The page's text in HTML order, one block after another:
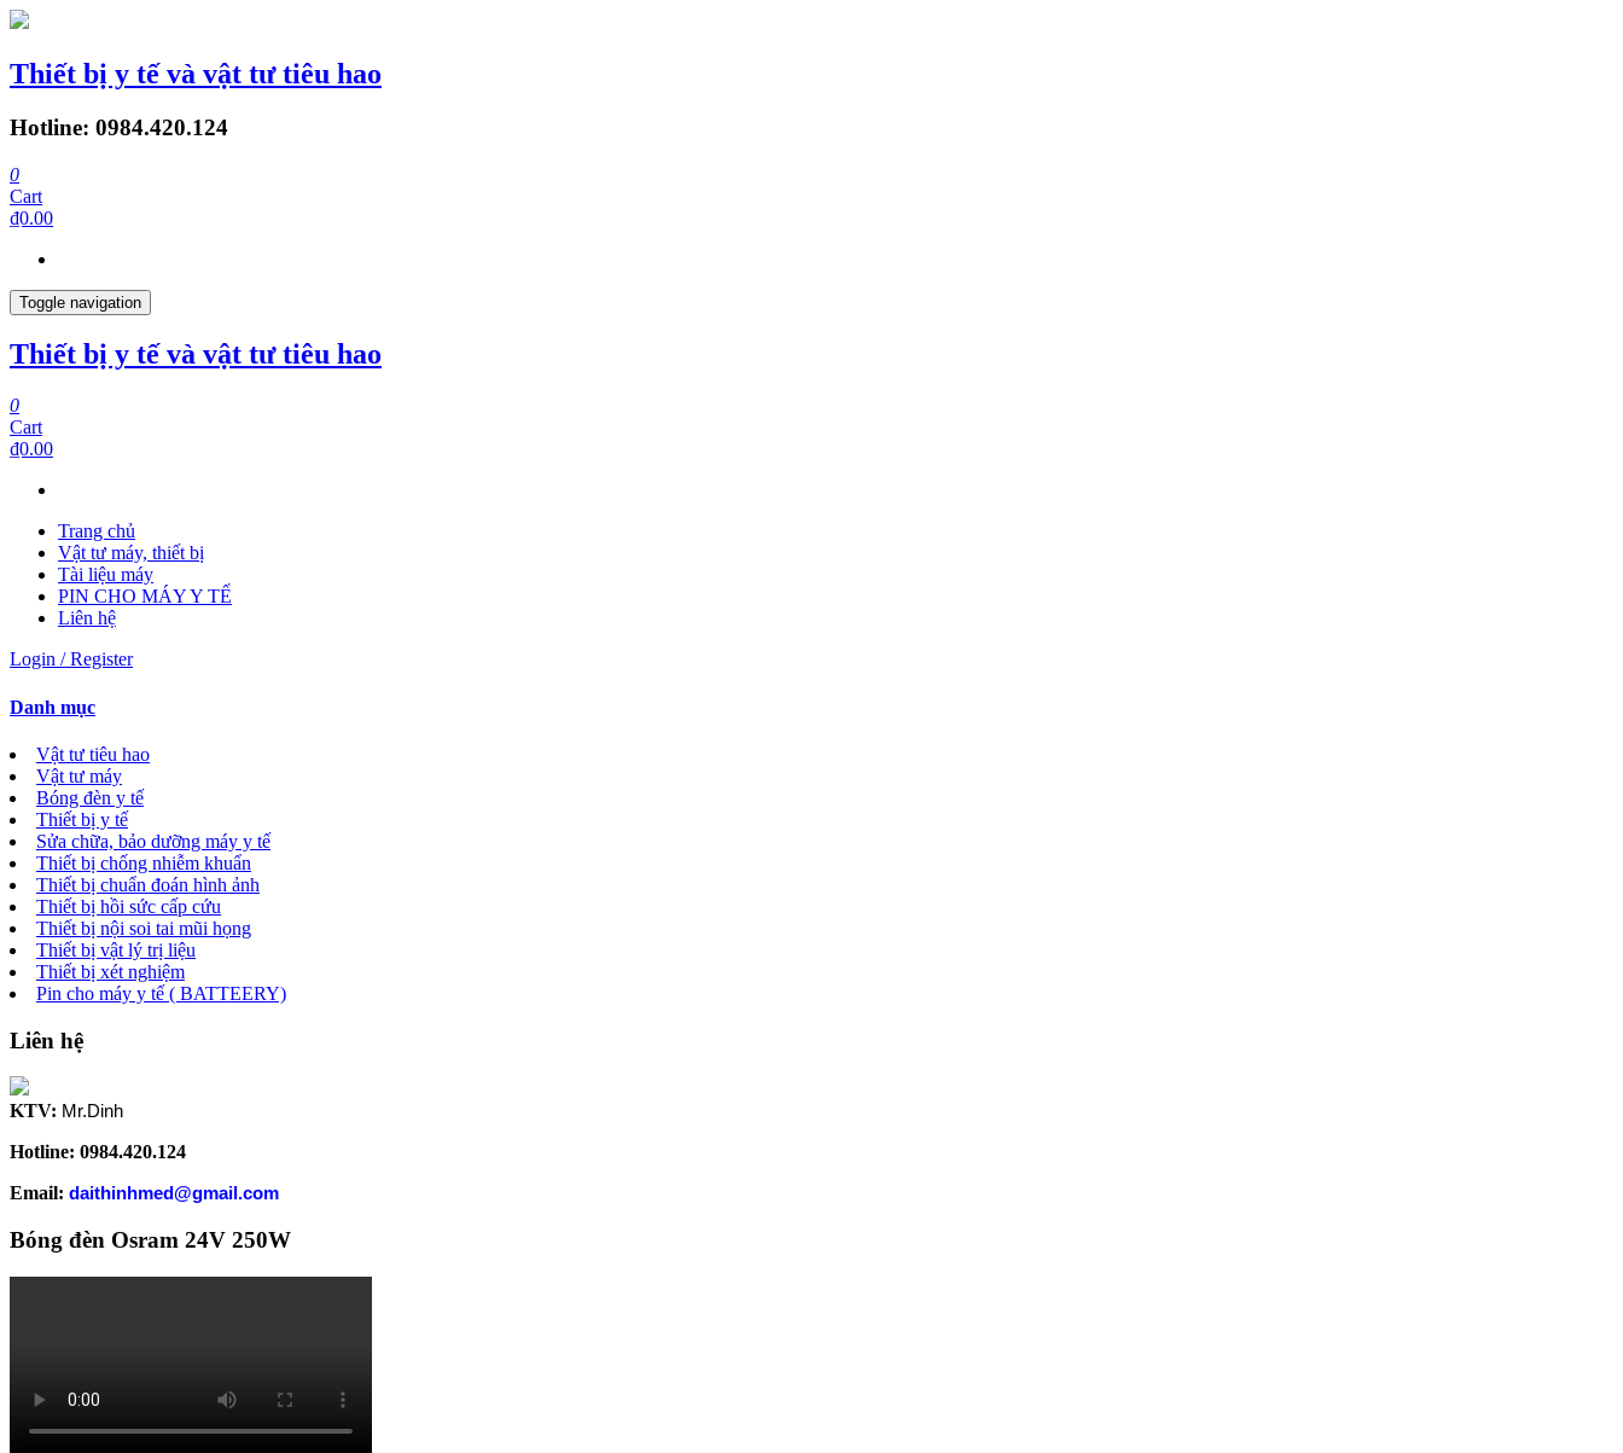
Thiết bị y tế và vật tư tiêu hao
Hotline: 0984.420.124
0
Cart
₫0.00
Toggle navigation
Thiết bị y tế và vật tư tiêu hao
0
Cart
₫0.00
Trang chủ
Vật tư máy, thiết bị
Tài liệu máy
PIN CHO MÁY Y TẾ
Liên hệ
Login / Register
Danh mục
Vật tư tiêu hao
Vật tư máy
Bóng đèn y tế
Thiết bị y tế
Sửa chữa, bảo dưỡng máy y tế
Thiết bị chống nhiễm khuẩn
Thiết bị chuẩn đoán hình ảnh
Thiết bị hồi sức cấp cứu
Thiết bị nội soi tai mũi họng
Thiết bị vật lý trị liệu
Thiết bị xét nghiệm
Pin cho máy y tế ( BATTEERY)
Liên hệ
KTV: Mr.Dinh
Hotline: 0984.420.124
Email: daithinhmed@gmail.com
Bóng đèn Osram 24V 250W